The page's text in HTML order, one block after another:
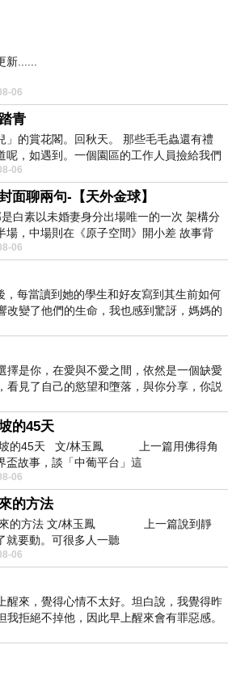
新......
06
青
」的賞花閣。回秋天。 那些毛毛蟲還有禮
呢，如遇到。一個園區的工作人員撿給我們
06
面聊兩句-【天外金球】
白素以未婚妻身分出場唯一的一次 架構分
場，中場則在《原子空間》開小差 故事背
西藏境外流亡 地下組織
06
每當讀到她的學生和好友寫到其生前如何
改變了他們的生命，我也感到驚訝，媽媽的
擇是你，在愛與不愛之間，依然是一個缺愛
看見了自己的慾望和墮落，與你分享，你説
的45天
坡的45天 文/林玉鳳 上一篇用佛得角
盃故事，談「中葡平台」這
06
的方法
來的方法 文/林玉鳳 上一篇說到靜
就要動。可很多人一聽
06
醒來，覺得心情不太好。坦白說，我覺得昨
拒絕不掉他，因此早上醒來會有罪惡感。